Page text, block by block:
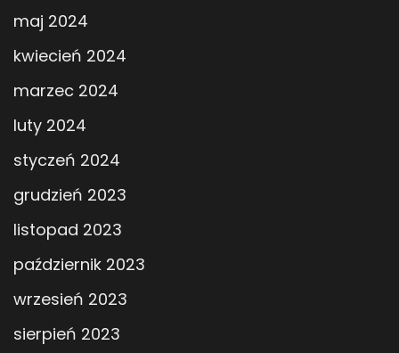
maj 2024
kwiecień 2024
marzec 2024
luty 2024
styczeń 2024
grudzień 2023
listopad 2023
październik 2023
wrzesień 2023
sierpień 2023